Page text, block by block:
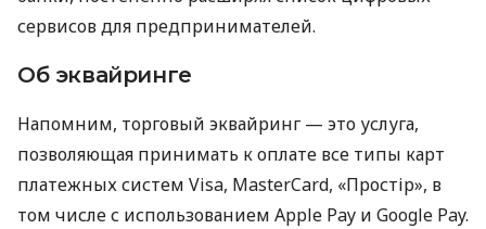
сервисов для предпринимателей.
Об эквайринге
Напомним, торговый эквайринг — это услуга,
позволяющая принимать к оплате все типы карт
платежных систем Visa, MasterCard, «Простір», в
том числе с использованием Apple Pay и Google Pay.